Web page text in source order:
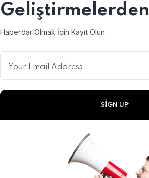
Geliştirmelerden
Haberdar Olmak İçin Kayıt Olun